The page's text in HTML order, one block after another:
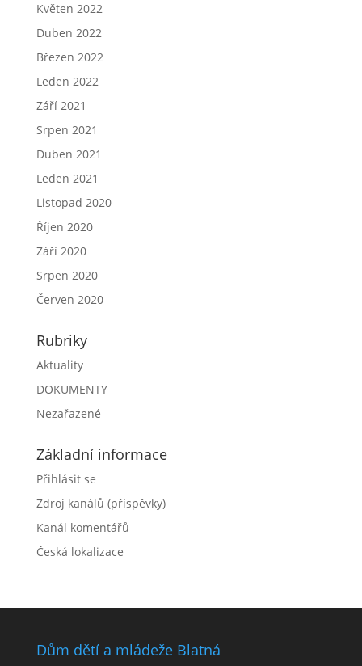
Květen 2022
Duben 2022
Březen 2022
Leden 2022
Září 2021
Srpen 2021
Duben 2021
Leden 2021
Listopad 2020
Říjen 2020
Září 2020
Srpen 2020
Červen 2020
Rubriky
Aktuality
DOKUMENTY
Nezařazené
Základní informace
Přihlásit se
Zdroj kanálů (příspěvky)
Kanál komentářů
Česká lokalizace
Dům dětí a mládeže Blatná